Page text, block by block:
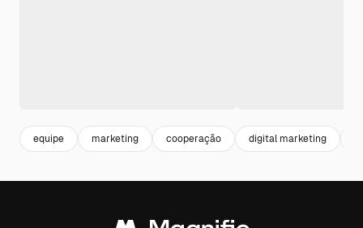
equipe marketing cooperação digital marketing